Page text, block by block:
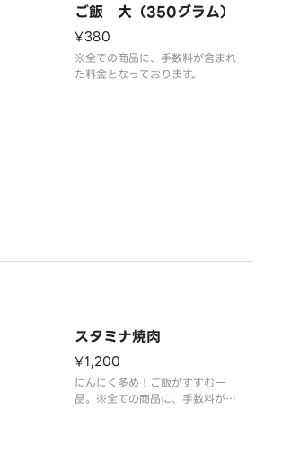
ご飯 大（350グラム）
¥380
※全ての商品に、手数料が含まれ
た料金となっております。
スタミナ焼肉
¥1,200
にんにく多め！ご飯がすすむ一
品。※全ての商品に、手数料が含